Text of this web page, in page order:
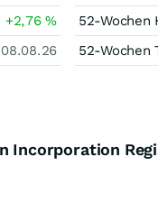
+2,76%
08.08.26
52-Wochen
52-Wochen
Incorporation